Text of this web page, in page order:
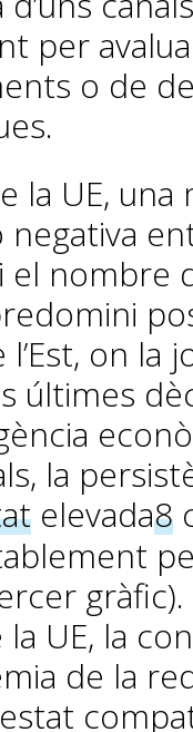
per
o de
la UE,
negativa
el nombre
l’Est, on
últimes
la
elevada8
UE, la
de la